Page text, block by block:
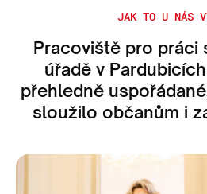
JAK TO U NÁS
Pracoviště pro práci
úřadě v
přehledně
sloužilo občanům i